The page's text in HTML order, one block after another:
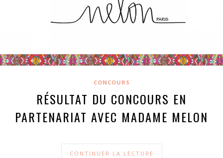
CONCOURS
RÉSULTAT DU CONCOURS EN
PARTENARIAT AVEC MADAME MELON
CONTINUER LA LECTURE